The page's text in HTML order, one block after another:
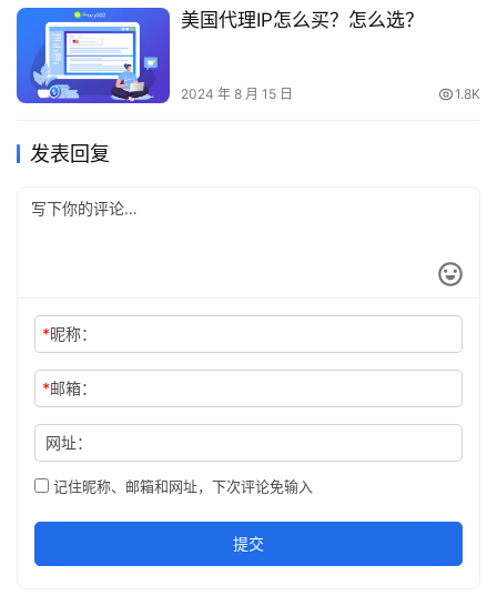
美国代理IP怎么买？怎么选？
2024 年 8 月 15 日 1.8K
发表回复
*昵称：
*邮箱：
网址：
记住昵称、邮箱和网址，下次评论免输入
提交